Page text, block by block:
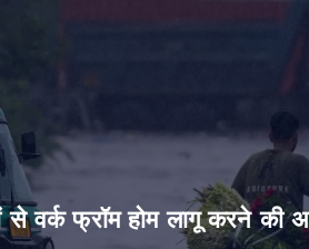
से वर्क फ्रॉम होम लागू करने की